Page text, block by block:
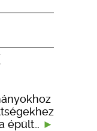
épült…